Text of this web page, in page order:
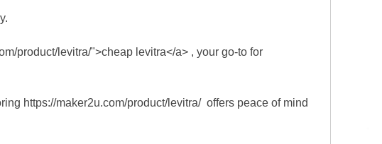
product/levitra/">cheap levitra</a> , your go-to for
https://maker2u.com/product/levitra/ offers peace of mind